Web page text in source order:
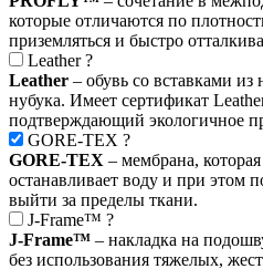
которые отличаются по
приземляться и быстро
Leather?
Leather – обувь со вставками
нубука. Имеет сертификат
подтверждающий экологичное
GORE-TEX ?
GORE-TEX – мембрана,
останавливает воду и при этом
выйти за пределы ткани.
J-Frame™ ?
J-Frame™ – накладка на
без использования тяжелых,